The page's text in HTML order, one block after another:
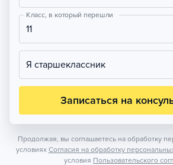
Класс, в который перешли
11
Я старшеклассник
Записаться на
Продолжая, вы соглашаетесь на обработку
условиях Согласия на обработку
условия Пользовательского